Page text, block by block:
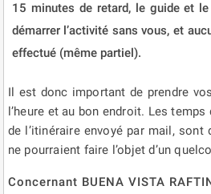
15 minutes de retard, le guide et
démarrer l’activité sans vous, et
effectué (même partiel).
Il est donc important de prendre
l’heure et au bon endroit. Les
de l’itinéraire envoyé par mail,
ne pourraient faire l’objet d’un
Concernant BUENA VISTA